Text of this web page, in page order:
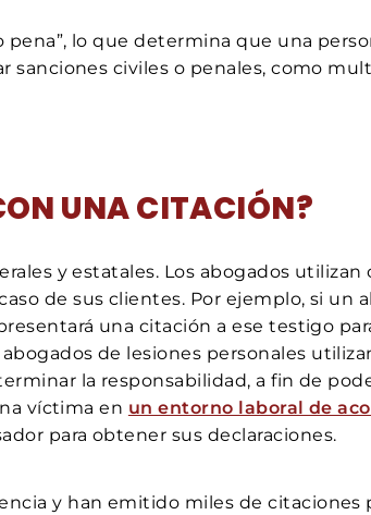
lo que determina que una
sanciones civiles o penales, como
UNA CITACIÓN?
y estatales. Los abogados utilizan
de sus clientes. Por ejemplo, si un
una citación a ese testigo
de lesiones personales
la responsabilidad, a fin de
víctima en un entorno laboral de
para obtener sus declaraciones.
y han emitido miles de citaciones